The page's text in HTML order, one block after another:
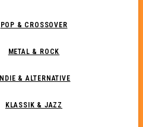
POP & CROSSOVER
METAL & ROCK
INDIE & ALTERNATIVE
KLASSIK & JAZZ